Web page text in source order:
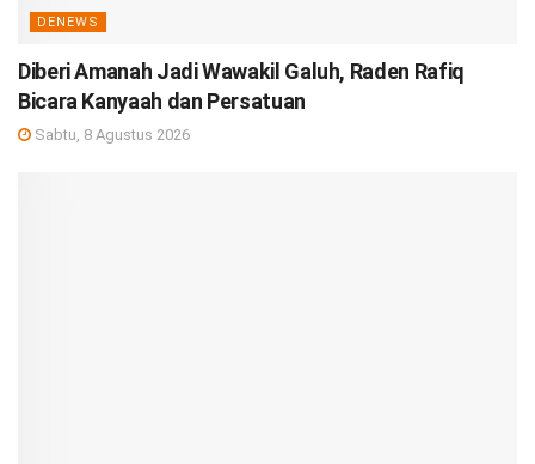
DENEWS
Diberi Amanah Jadi Wawakil Galuh, Raden Rafiq
Bicara Kanyaah dan Persatuan
Sabtu, 8 Agustus 2026